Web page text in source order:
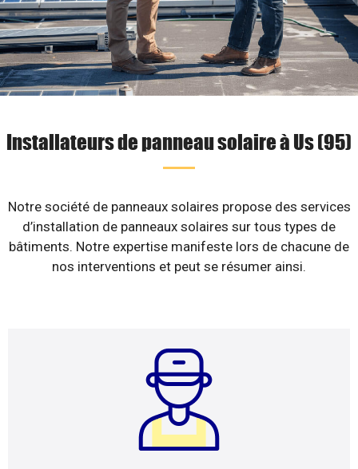
Installateurs de panneau solaire à Us (95)
Notre société de panneaux solaires propose des services
d’installation de panneaux solaires sur tous types de
bâtiments. Notre expertise manifeste lors de chacune de
nos interventions et peut se résumer ainsi.